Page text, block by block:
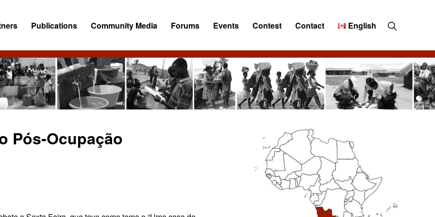
Publications Community Media Forums Events Contest Contact English Show
Search
Pós-Ocupação
Primary
Sidebar